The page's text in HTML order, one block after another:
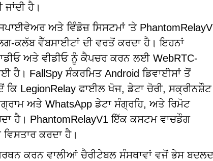
ਹੈ।
ਅਤੇ ਵਿੰਡੋਜ਼ ਸਿਸਟਮਾਂ 'ਤੇ
ਕਲੱਬ ਵੈੱਬਸਾਈਟਾਂ ਦੀ ਵਰਤੋਂ ਕਰਦਾ ਹੈ। ਇਹਨਾਂ
ਅਤੇ ਵੀਡੀਓ ਨੂੰ ਕੈਪਚਰ ਕਰਨ ਲਈ WebRTC-
ਹੈ। FallSpy ਸੰਕਰਮਿਤ Android ਡਿਵਾਈਸਾਂ ਤੋਂ
LegionRelay ਫਾਈਲ ਖੋਜ, ਡੇਟਾ ਚੋਰੀ, ਸਕ੍ਰੀਨਸ਼ੌਟ
ਅਤੇ WhatsApp ਡੇਟਾ ਸੰਗ੍ਰਹਿ, ਅਤੇ ਰਿਮੋਟ
ਹੈ। PhantomRelayV1 ਇੱਕ ਕਸਟਮ ਵਾਚਡੌਗ
ਕਰਦਾ ਹੈ।
ਕਰਨ ਵਾਲੀਆਂ ਚੈਰੀਟੇਬਲ ਸੰਸਥਾਵਾਂ ਵਜੋਂ ਭੇਸ